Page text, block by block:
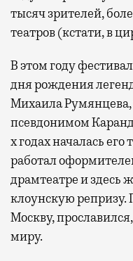
тысяч зрителей,
театров (кстати, в
В этом году
дня рождения
Михаила
псевдонимом
х годах началась
работал
драмтеатре и здесь
клоунскую репризу.
Москву,
миру.